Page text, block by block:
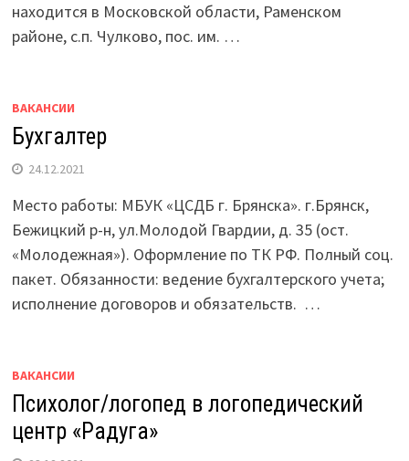
находится в Московской области, Раменском
районе, с.п. Чулково, пос. им. …
ВАКАНСИИ
Бухгалтер
24.12.2021
Место работы: МБУК «ЦСДБ г. Брянска». г.Брянск,
Бежицкий р-н, ул.Молодой Гвардии, д. 35 (ост.
«Молодежная»). Оформление по ТК РФ. Полный соц.
пакет. Обязанности: ведение бухгалтерского учета;
исполнение договоров и обязательств. …
ВАКАНСИИ
Психолог/логопед в логопедический
центр «Радуга»